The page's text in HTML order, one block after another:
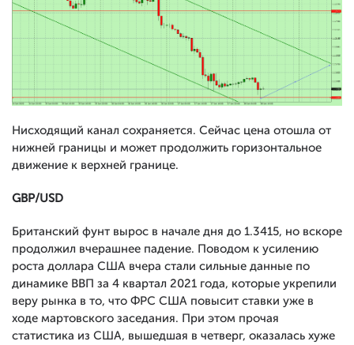
Нисходящий канал сохраняется. Сейчас цена отошла от
нижней границы и может продолжить горизонтальное
движение к верхней границе.
GBP/USD
Британский фунт вырос в начале дня до 1.3415, но вскоре
продолжил вчерашнее падение. Поводом к усилению
роста доллара США вчера стали сильные данные по
динамике ВВП за 4 квартал 2021 года, которые укрепили
веру рынка в то, что ФРС США повысит ставки уже в
ходе мартовского заседания. При этом прочая
статистика из США, вышедшая в четверг, оказалась хуже